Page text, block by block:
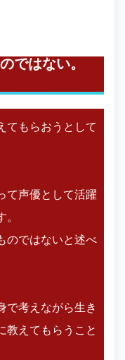
ではない。
てもらおうとして
て声優として活躍
のではないと述べ
で考えながら生き
教えてもらうこと